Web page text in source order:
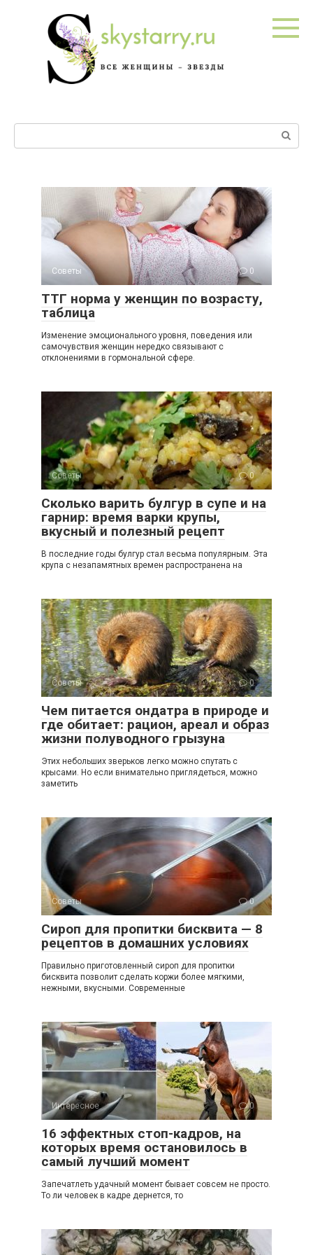
Поиск:
Советы 0
ТТГ норма у женщин по возрасту,
таблица
Изменение эмоционального уровня, поведения или
самочувствия женщин нередко связывают с
отклонениями в гормональной сфере.
Советы 0
Сколько варить булгур в супе и на
гарнир: время варки крупы,
вкусный и полезный рецепт
В последние годы булгур стал весьма популярным. Эта
крупа с незапамятных времен распространена на
Советы 0
Чем питается ондатра в природе и
где обитает: рацион, ареал и образ
жизни полуводного грызуна
Этих небольших зверьков легко можно спутать с
крысами. Но если внимательно приглядеться, можно
заметить
Советы 0
Сироп для пропитки бисквита — 8
рецептов в домашних условиях
Правильно приготовленный сироп для пропитки
бисквита позволит сделать коржи более мягкими,
нежными, вкусными. Современные
Интересное 0
16 эффектных стоп-кадров, на
которых время остановилось в
самый лучший момент
Запечатлеть удачный момент бывает совсем не просто.
То ли человек в кадре дернется, то